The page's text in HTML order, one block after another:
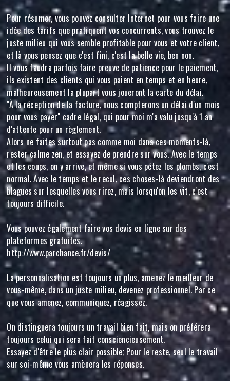
Pour résumer, vous pouvez consulter Internet pour vous faire une
idée des tarifs que pratiquent vos concurrents, vous trouvez le
juste milieu qui vous semble profitable pour vous et votre client,
et là vous pensez que c'est fini, c'est la belle vie, ben non.
Il vous faudra parfois faire preuve de patience pour le paiement,
ils existent des clients qui vous paient en temps et en heure,
malheureusement la plupart vous joueront la carte du délai.
"À la réception de la facture, nous compterons un délai d'un mois
pour vous payer" cadre légal, qui pour moi m'a valu jusqu'à 1 an
d'attente pour un règlement.
Alors ne faites surtout pas comme moi dans ces moments-là,
rester calme zen, et essayez de prendre sur vous. Avec le temps
et les coups, on y arrive, et même si vous pétez les plombs, c'est
normal. Avec le temps et le recul, ces choses-là deviendront des
blagues sur lesquelles vous rirez, mais lorsqu'on les vit, c'est
toujours difficile.
Vous pouvez également faire vos devis en ligne sur des
plateformes gratuites.
http://www.parchance.fr/devis/
La personnalisation est toujours un plus, amenez le meilleur de
vous-même, dans un juste milieu, devenez professionnel. Par ce
que vous amenez, communiquez, réagissez.
On distinguera toujours un travail bien fait, mais on préférera
toujours celui qui sera fait consciencieusement.
Essayez d'être le plus clair possible; Pour le reste, seul le travail
sur soi-même vous amènera les réponses.